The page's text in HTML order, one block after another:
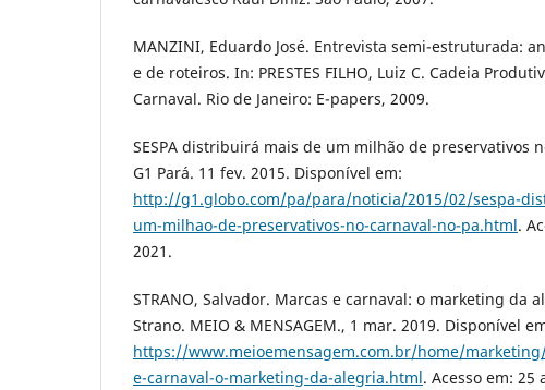
MANZINI, Eduardo José. Entrevista semi-estruturada:
e de roteiros. In: PRESTES FILHO, Luiz C. Cadeia
Carnaval. Rio de Janeiro: E-papers, 2009.
SESPA distribuirá mais de um milhão de preservativos
G1 Pará. 11 fev. 2015. Disponível em:
http://g1.globo.com/pa/para/noticia/2015/02/sespa-
um-milhao-de-preservativos-no-carnaval-no-pa.html.
2021.
STRANO, Salvador. Marcas e carnaval: o marketing da
Strano. MEIO & MENSAGEM., 1 mar. 2019. Disponível
https://www.meioemensagem.com.br/home/
e-carnaval-o-marketing-da-alegria.html. Acesso em: 25